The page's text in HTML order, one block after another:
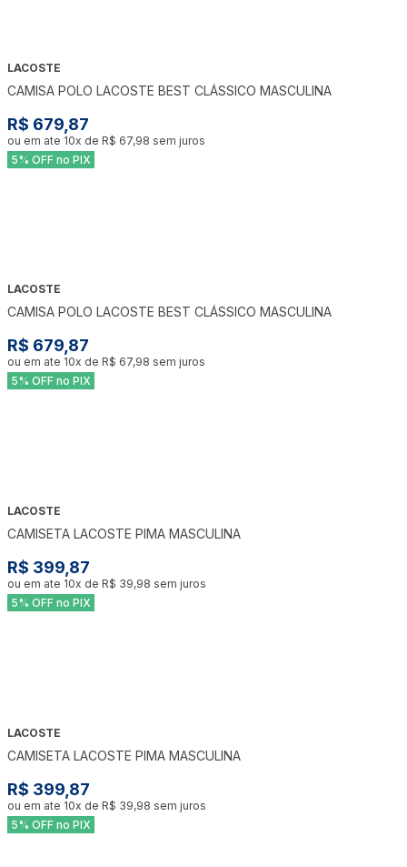
LACOSTE
CAMISA POLO LACOSTE BEST CLÁSSICO MASCULINA
R$ 679,87
ou em ate 10x de R$ 67,98 sem juros
5% OFF no PIX
LACOSTE
CAMISA POLO LACOSTE BEST CLÁSSICO MASCULINA
R$ 679,87
ou em ate 10x de R$ 67,98 sem juros
5% OFF no PIX
LACOSTE
CAMISETA LACOSTE PIMA MASCULINA
R$ 399,87
ou em ate 10x de R$ 39,98 sem juros
5% OFF no PIX
LACOSTE
CAMISETA LACOSTE PIMA MASCULINA
R$ 399,87
ou em ate 10x de R$ 39,98 sem juros
5% OFF no PIX